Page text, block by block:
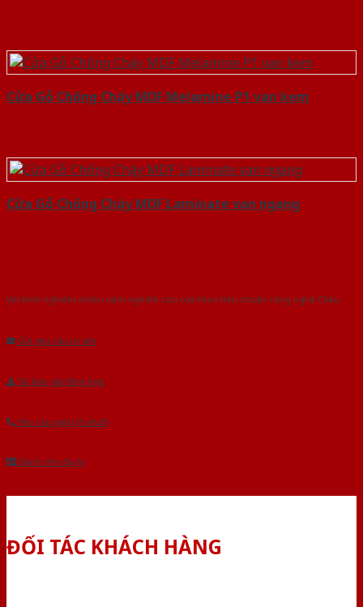
Cửa Gỗ Chống Cháy MDF Melamine P1 van kem
Cửa Gỗ Chống Cháy MDF Laminate van ngang
Với kinh nghiệm nhiêu năm nghiên cứu cửa theo tiêu chuẩn công nghệ Châu
Gửi yêu cầu tư vấn
Tải báo giá tổng hợp
Yêu cầu gọi lại (3 phút)
Dành cho đại lý
ĐỐI TÁC KHÁCH HÀNG